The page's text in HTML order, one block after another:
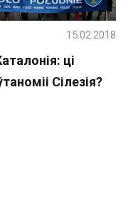
ці
Сілезія?
15.02.2018